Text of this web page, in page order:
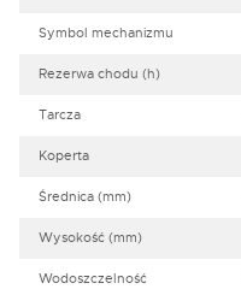
Symbol mechanizmu
Rezerwa chodu (h)
Tarcza
Koperta
Średnica (mm)
Wysokość (mm)
Wodoszczelność